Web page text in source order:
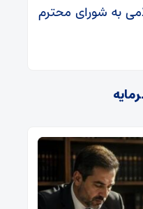
به شورای محترم